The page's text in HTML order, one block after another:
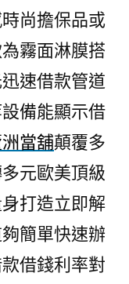
尚擔保品或
霧面淋膜搭
速借款管道
備能顯示借
當舖顛覆多
元歐美頂級
打造立即解
簡單快速辦
借錢利率對